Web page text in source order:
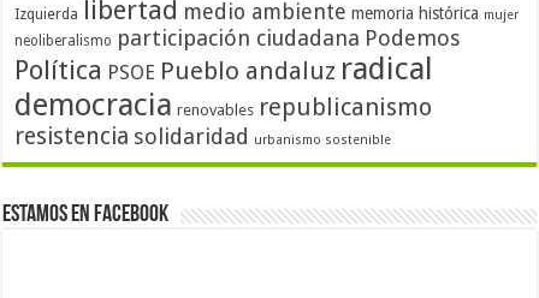
Izquierda libertad medio ambiente memoria histórica mujer
neoliberalismo participación ciudadana Podemos
Política PSOE Pueblo andaluz radical
democracia renovables republicanismo
resistencia solidaridad urbanismo sostenible
Estamos en Facebook